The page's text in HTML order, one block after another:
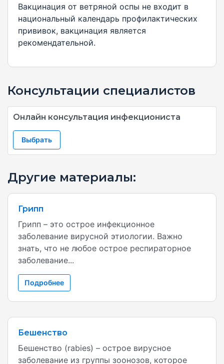
Вакцинация от ветряной оспы не входит в
национальный календарь профилактических
прививок, вакцинация является
рекомендательной.
Консультации специалистов
Онлайн консультация инфекциониста
Выбрать
Другие материалы:
Грипп
Грипп – это острое инфекционное
заболевание вирусной этиологии. Важно
знать, что не любое острое респираторное
заболевание...
Подробнее
Бешенство
Бешенство (rabies) – острое вирусное
заболевание из группы зоонозов, которое